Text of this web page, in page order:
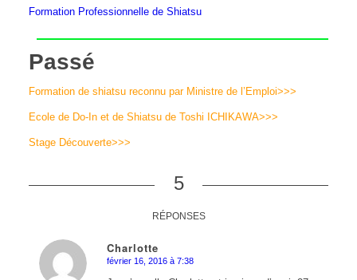
Formation Professionnelle de Shiatsu
Passé
Formation de shiatsu reconnu par Ministre de l’Emploi>>>
Ecole de Do-In et de Shiatsu de Toshi ICHIKAWA>>>
Stage Découverte>>>
5
RÉPONSES
Charlotte
dit
février 16, 2016 à 7:38